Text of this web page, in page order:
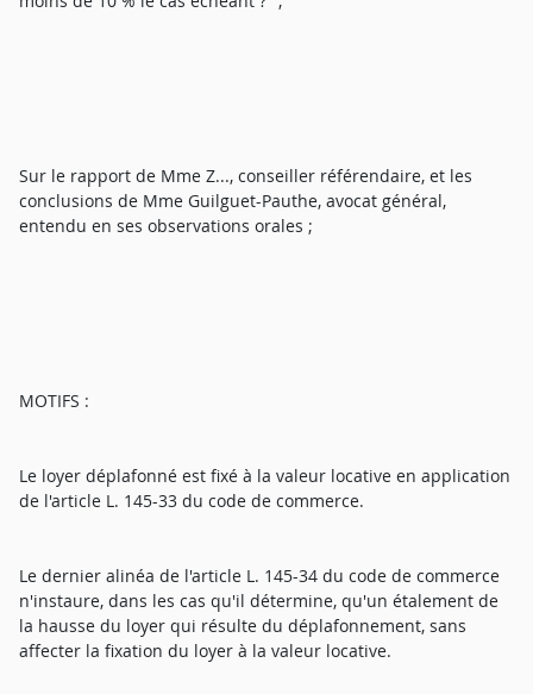
Sur le rapport de Mme Z..., conseiller référendaire, et les
conclusions de Mme Guilguet-Pauthe, avocat général,
entendu en ses observations orales ;
MOTIFS :
Le loyer déplafonné est fixé à la valeur locative en application
de l'article L. 145-33 du code de commerce.
Le dernier alinéa de l'article L. 145-34 du code de commerce
n'instaure, dans les cas qu'il détermine, qu'un étalement de
la hausse du loyer qui résulte du déplafonnement, sans
affecter la fixation du loyer à la valeur locative.